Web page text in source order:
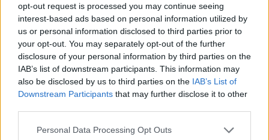
opt-out request is processed you may continue seeing
interest-based ads based on personal information utilized by
us or personal information disclosed to third parties prior to
your opt-out. You may separately opt-out of the further
disclosure of your personal information by third parties on the
IAB’s list of downstream participants. This information may
also be disclosed by us to third parties on the IAB’s List of
Downstream Participants that may further disclose it to other
Personal Data Processing Opt Outs